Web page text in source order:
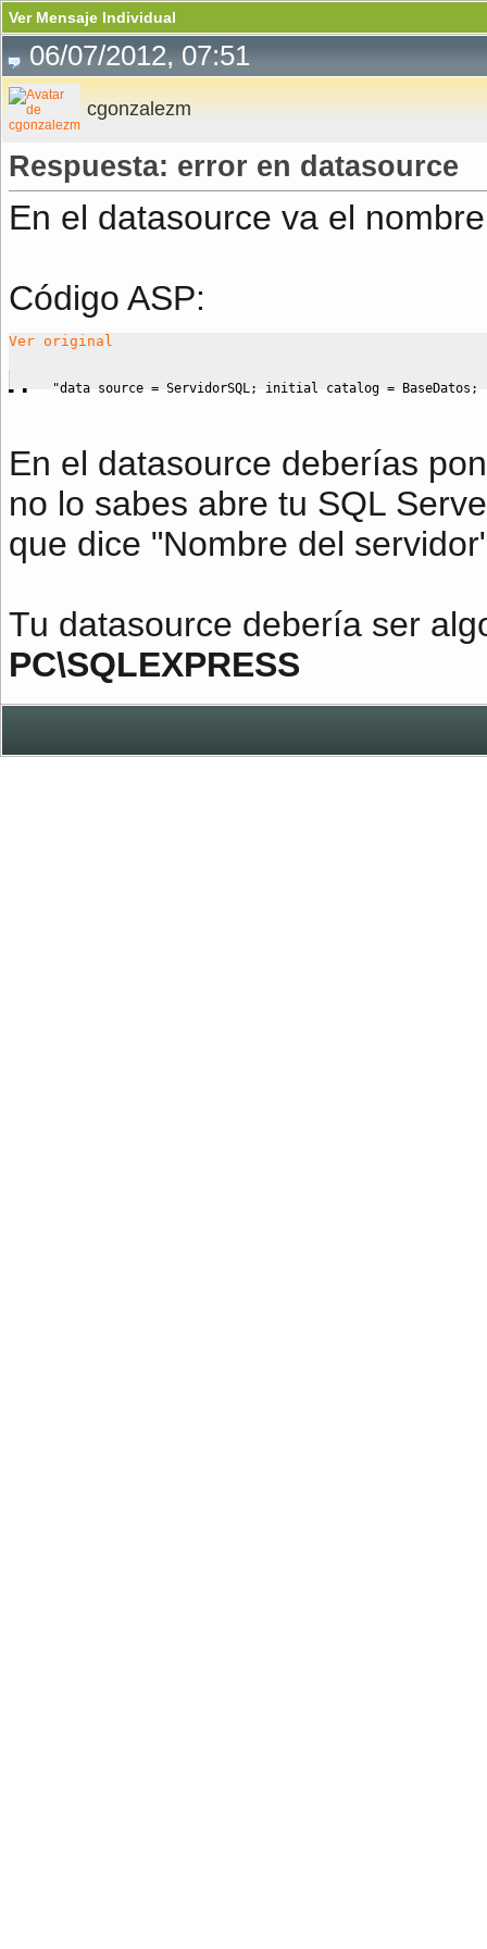
Ver Mensaje Individual
06/07/2012, 07:51
cgonzalezm
Respuesta: error en datasource
En el datasource va el
Código ASP:
Ver original
"data source = ServidorSQL; initial catalog = BaseDatos;
En el datasource deberías
no lo sabes abre tu SQL
que dice "Nombre del
Tu datasource debería ser
PC\SQLEXPRESS